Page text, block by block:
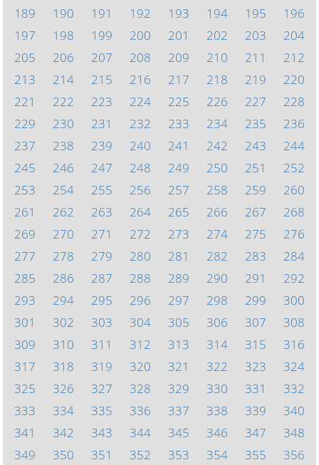
189
190 191 192 193 194 195
196
197
198 199 200 201 202 203
204
205
206 207 208 209 210 211
212
213
214 215 216 217 218 219
220
221
222 223 224 225 226 227
228
229
230 231 232 233 234 235
236
237
238 239 240 241 242 243
244
245
246 247 248 249 250 251
252
253
254 255 256 257 258 259
260
261
262 263 264 265 266 267
268
269
270 271 272 273 274 275
276
277
278 279 280 281 282 283
284
285
286 287 288 289 290 291
292
293
294 295 296 297 298 299
300
301
302 303 304 305 306 307
308
309
310 311 312 313 314 315
316
317
318 319 320 321 322 323
324
325
326 327 328 329 330 331
332
333
334 335 336 337 338 339
340
341
342 343 344 345 346 347
348
349
350 351 352 353 354 355 356